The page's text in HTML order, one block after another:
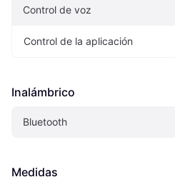
Control de voz
Control de la aplicación
Inalámbrico
Bluetooth
Medidas